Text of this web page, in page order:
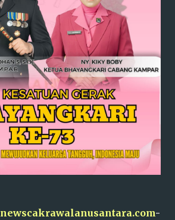
newscakrawalanusantara.com-